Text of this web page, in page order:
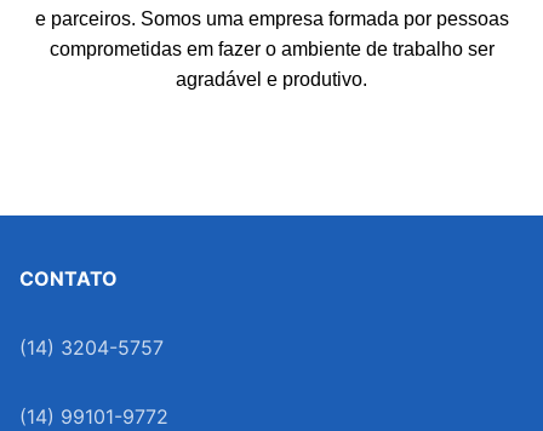
e parceiros. Somos uma empresa formada por pessoas
comprometidas em fazer o ambiente de trabalho ser
agradável e produtivo.
CONTATO
(14) 3204-5757
(14) 99101-9772